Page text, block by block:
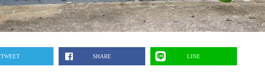
TWEET SHARE LINE